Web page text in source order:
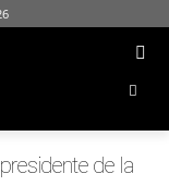
de la